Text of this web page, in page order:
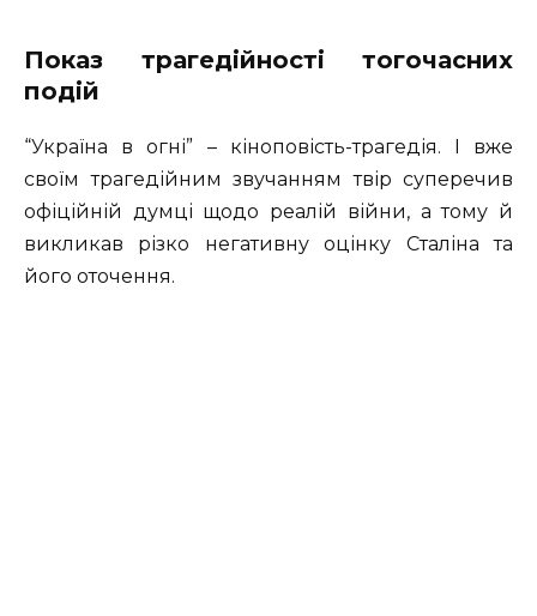
Показ трагедійності тогочасних
подій
“Україна в огні” – кіноповість-трагедія. І вже
своїм трагедійним звучанням твір суперечив
офіційній думці щодо реалій війни, а тому й
викликав різко негативну оцінку Сталіна та
його оточення.